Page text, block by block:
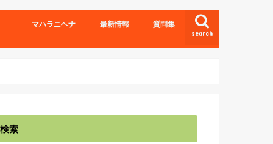
search
マハラニヘナ 最新情報 質問集
検索